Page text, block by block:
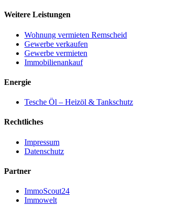
Weitere Leistungen
Wohnung vermieten Remscheid
Gewerbe verkaufen
Gewerbe vermieten
Immobilienankauf
Energie
Tesche Öl – Heizöl & Tankschutz
Rechtliches
Impressum
Datenschutz
Partner
ImmoScout24
Immowelt